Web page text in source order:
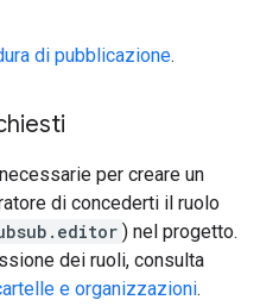
di pubblicazione.
per creare un
di concederti il ruolo
) nel progetto.
dei ruoli, consulta
e organizzazioni.